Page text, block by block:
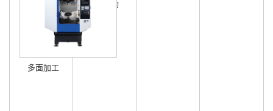
多面加工
可选5联动